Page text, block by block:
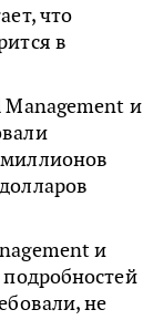
что
в
Management и
и
не